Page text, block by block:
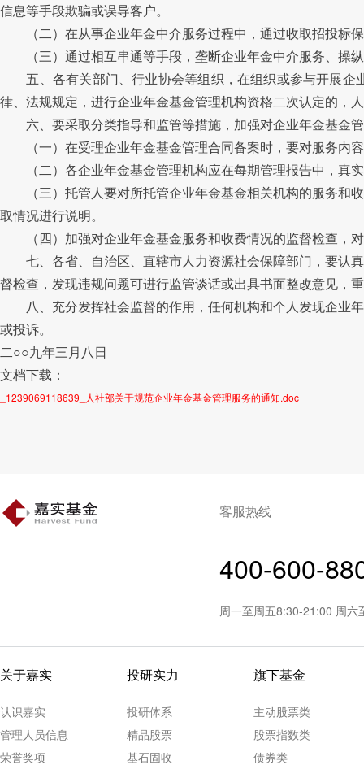
信息等手段欺骗或误导客户。
（二）在从事企业年金中介服务过程中，通过收取招投标
（三）通过相互串通等手段，垄断企业年金中介服务、操
五、各有关部门、行业协会等组织，在组织或参与开展企
律、法规规定，进行企业年金基金管理机构资格二次认定的，
六、要采取分类指导和监管等措施，加强对企业年金基金
（一）在受理企业年金基金管理合同备案时，要对服务内
（二）各企业年金基金管理机构应在每期管理报告中，真
（三）托管人要对所托管企业年金基金相关机构的服务和
取情况进行说明。
（四）加强对企业年金基金服务和收费情况的监督检查，
七、各省、自治区、直辖市人力资源社会保障部门，要认
督检查，发现违规问题可进行监管谈话或出具书面整改意见，
八、充分发挥社会监督的作用，任何机构和个人发现企业
或投诉。
二○○九年三月八日
文档下载：
_1239069118639_人社部关于规范企业年金基金管理服务的通知.doc
客服热线
400-600-
周一至周五8:30-21:00 周
关于嘉实
认识嘉实
管理人员信息
荣誉奖项
投研实力
投研体系
精品股票
基石固收
旗下基金
主动股票类
股票指数类
债券类